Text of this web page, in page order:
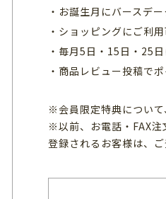
・お誕生月にバースデ
・ショッピングにご利
・毎月5日・15日・25
・商品レビュー投稿で
※会員限定特典につい
※以前、お電話・FAX注
登録されるお客様は、